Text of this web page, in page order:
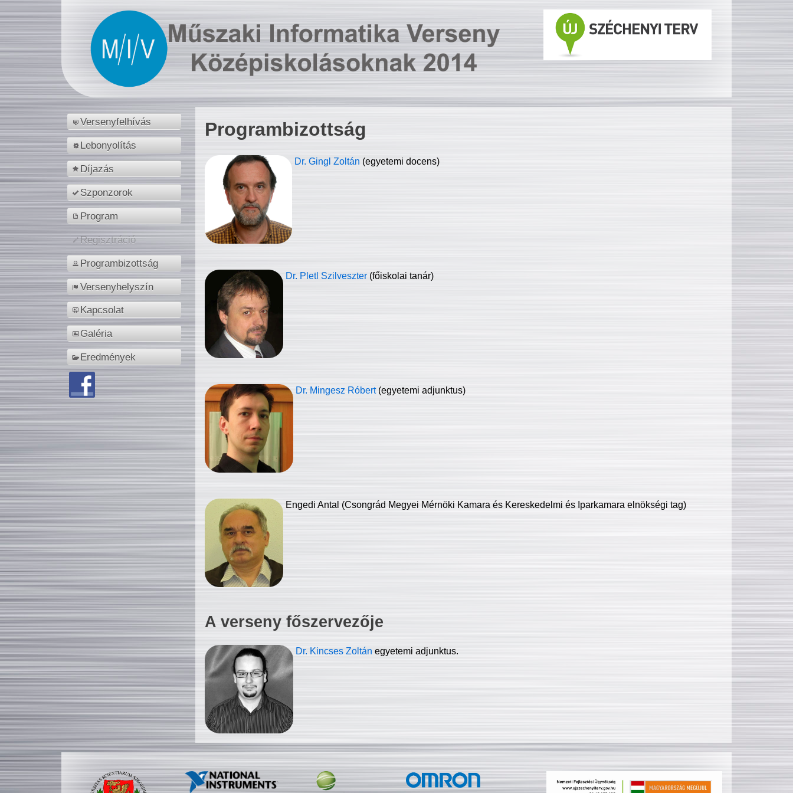
Versenyfelhívás
Lebonyolítás
Díjazás
Szponzorok
Program
Regisztráció
Programbizottság
Versenyhelyszín
Kapcsolat
Galéria
Eredmények
Programbizottság
Dr. Gingl Zoltán (egyetemi docens)
Dr. Pletl Szilveszter (főiskolai tanár)
Dr. Mingesz Róbert (egyetemi adjunktus)
Engedi Antal (Csongrád Megyei Mérnöki Kamara és Kereskedelmi és Iparkamara elnökségi tag)
A verseny főszervezője
Dr. Kincses Zoltán egyetemi adjunktus.